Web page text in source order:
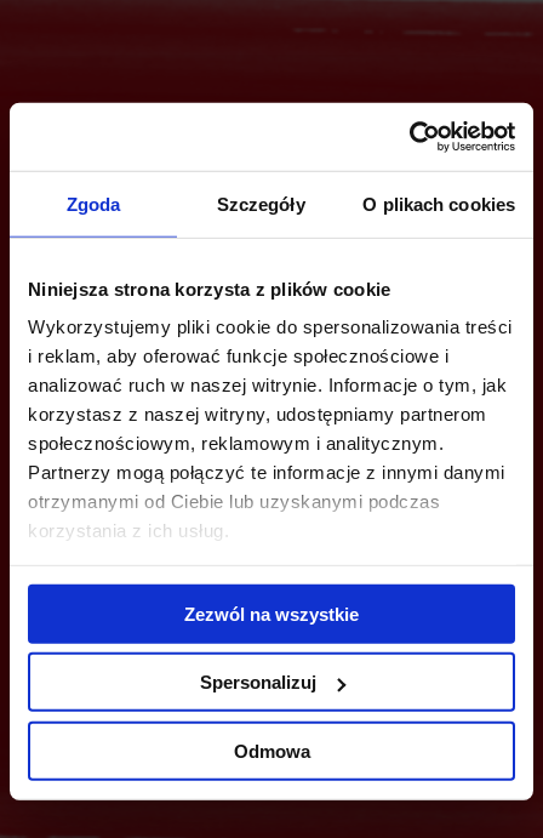
Zgoda Szczegóły O plikach cookies
Niniejsza strona korzysta z plików cookie
Wykorzystujemy pliki cookie do spersonalizowania treści
i reklam, aby oferować funkcje społecznościowe i
analizować ruch w naszej witrynie. Informacje o tym, jak
korzystasz z naszej witryny, udostępniamy partnerom
społecznościowym, reklamowym i analitycznym.
Partnerzy mogą połączyć te informacje z innymi danymi
otrzymanymi od Ciebie lub uzyskanymi podczas
korzystania z ich usług.
Zezwól na wszystkie
Spersonalizuj
Odmowa
Jesteś zainteresowany tą ofertą?
+48 22 167 04 00
info@bazabiur.pl
MOŻESZ TEŻ ZOSTAWIĆ SWÓJ NUMER, A MY SKONTAKTUJEMY SIĘ
Z TOBĄ